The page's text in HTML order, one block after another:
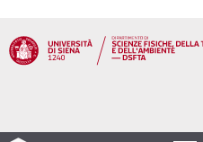
contenuto
principale